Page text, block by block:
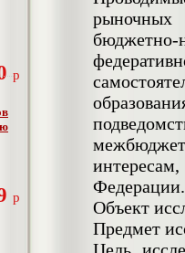
р
р
рыночных
бюджетно-
Федерации.
Объект
Предмет